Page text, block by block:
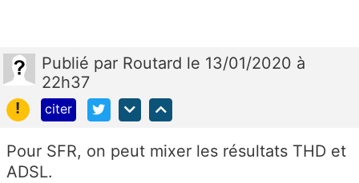
Publié par Routard le 13/01/2020 à
22h37
!
citer
Pour SFR, on peut mixer les résultats THD et
ADSL.